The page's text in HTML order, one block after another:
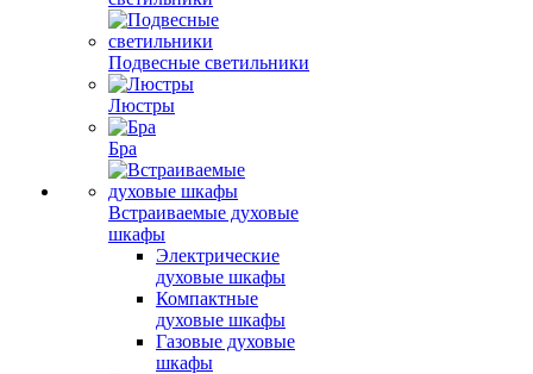
Подвесные светильники
Люстры
Бра
Встраиваемые духовые
шкафы
Электрические
духовые шкафы
Компактные
духовые шкафы
Газовые духовые
шкафы